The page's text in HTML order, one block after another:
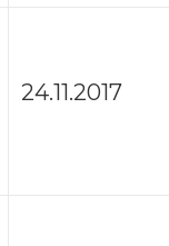
24.11.2017